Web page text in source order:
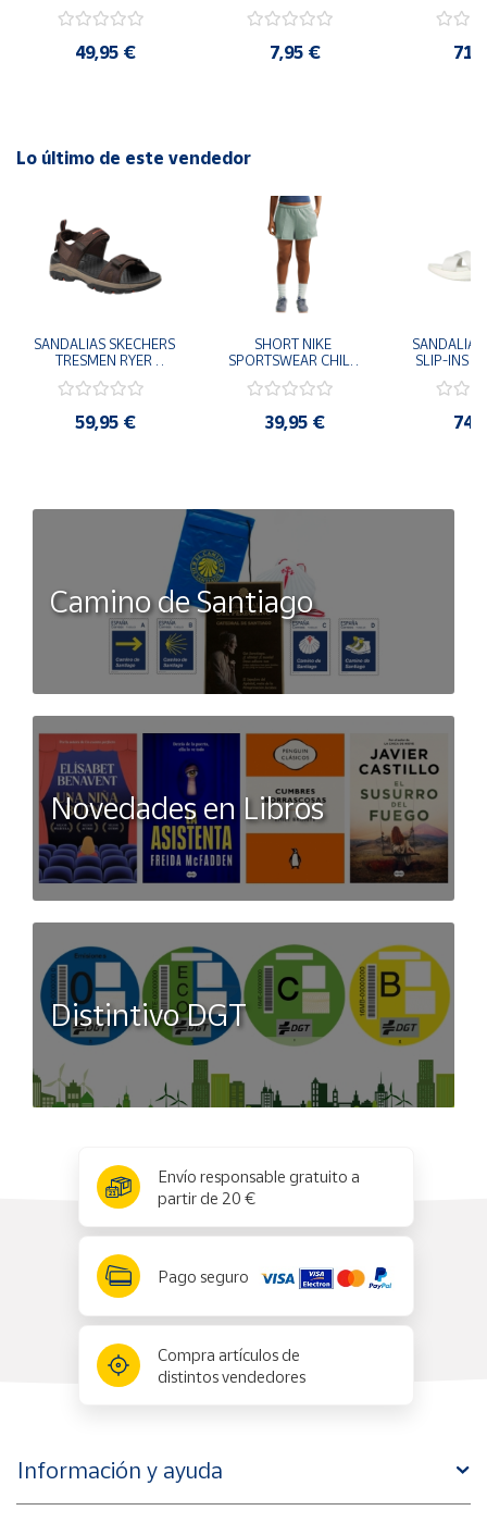
FUTBOL CESPED
POWS2404AG
49,95 €
NEGRO BLANCO
7,95 €
SALA
Lo último de este vendedor
SANDALIAS SKECHERS
TRESMEN RYER
205112-CHOC
COMODAS
59,95 €
SHORT NIKE
SPORTSWEAR CHILL
006 PANTALONES
39,95 €
SANDALIAS
SLIP-INS
Camino de Santiago
Novedades en Libros
Distintivo DGT
Envío responsable gratuito a
partir de 20 €
Pago seguro
Compra artículos de
distintos vendedores
Información y ayuda